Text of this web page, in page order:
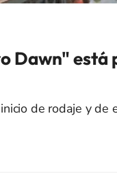
Dawn" está
de rodaje y de